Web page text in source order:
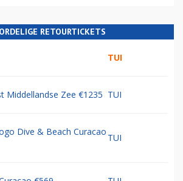
RETOURTICKETS
TUI
Middellandse Zee €1235 TUI
Dive & Beach Curacao
TUI